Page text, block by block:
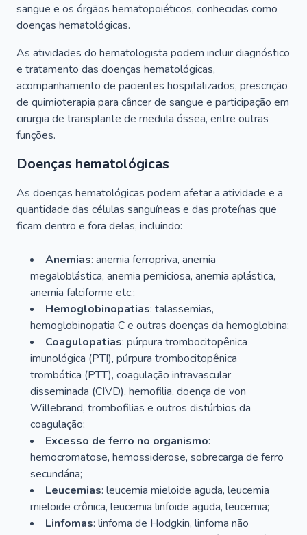
sangue e os órgãos hematopoiéticos, conhecidas como
doenças hematológicas.
As atividades do hematologista podem incluir diagnóstico
e tratamento das doenças hematológicas,
acompanhamento de pacientes hospitalizados, prescrição
de quimioterapia para câncer de sangue e participação em
cirurgia de transplante de medula óssea, entre outras
funções.
Doenças hematológicas
As doenças hematológicas podem afetar a atividade e a
quantidade das células sanguíneas e das proteínas que
ficam dentro e fora delas, incluindo:
Anemias: anemia ferropriva, anemia
megaloblástica, anemia perniciosa, anemia aplástica,
anemia falciforme etc.;
Hemoglobinopatias: talassemias,
hemoglobinopatia C e outras doenças da hemoglobina;
Coagulopatias: púrpura trombocitopênica
imunológica (PTI), púrpura trombocitopênica
trombótica (PTT), coagulação intravascular
disseminada (CIVD), hemofilia, doença de von
Willebrand, trombofilias e outros distúrbios da
coagulação;
Excesso de ferro no organismo:
hemocromatose, hemossiderose, sobrecarga de ferro
secundária;
Leucemias: leucemia mieloide aguda, leucemia
mieloide crônica, leucemia linfoide aguda, leucemia;
Linfomas: linfoma de Hodgkin, linfoma não